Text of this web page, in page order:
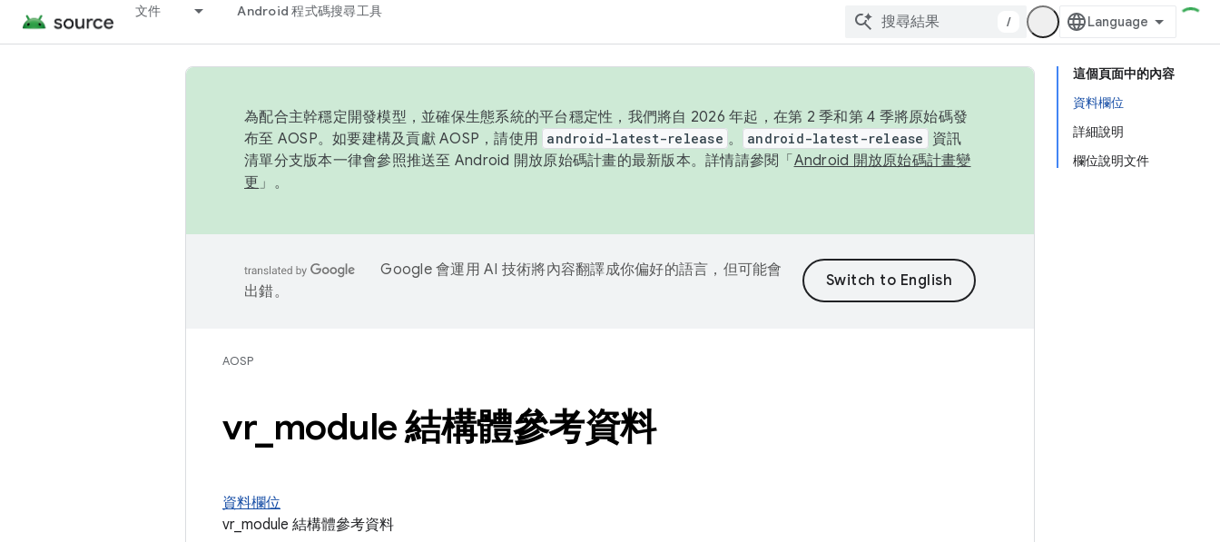
文件 Android 程式碼搜尋工具
/
這個頁面中的內容
資料欄位
詳細說明
欄位說明文件
為配合主幹穩定開發模型，並確保生態系統的平台穩定性，我們將自 2026 年起，在第 2 季和第 4 季將原始碼發
布至 AOSP。如要建構及貢獻 AOSP，請使用 android-latest-release 。 android-latest-release
資訊
清單分支版本一律會參照推送至 Android 開放原始碼計畫的最新版本。詳情請參閱「 Android 開放原始碼計畫變
更 」。
Google 會運用 AI 技術將內容翻譯成你偏好的語言，但可能會
出錯。
AOSP
vr_ module 結構體參考資料
資料欄位
vr_module 結構體參考資料